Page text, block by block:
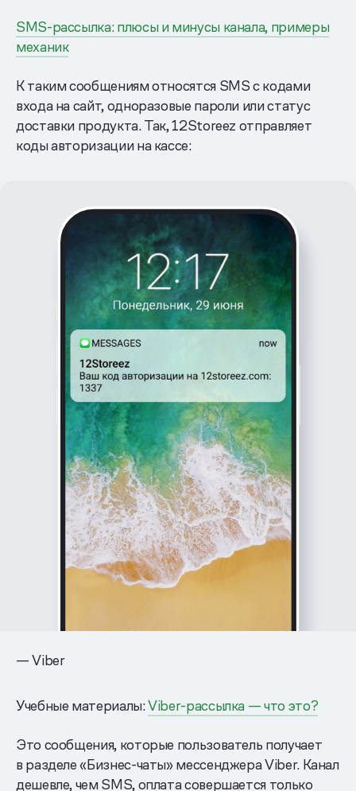
SMS-рассылка: плюсы и минусы канала, примеры
механик
К таким сообщениям относятся SMS с кодами
входа на сайт, одноразовые пароли или статус
доставки продукта. Так, 12Storeez отправляет
коды авторизации на кассе:
— Viber
Учебные материалы:Viber-рассылка — что это?
Это сообщения, которые пользователь получает
в разделе «Бизнес-чаты» мессенджера Viber. Канал
дешевле, чем SMS, оплата совершается только